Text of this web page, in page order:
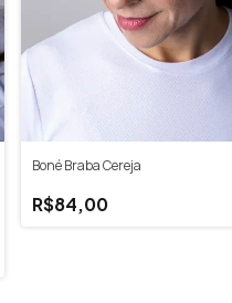
Boné Braba Cereja
R$84,00